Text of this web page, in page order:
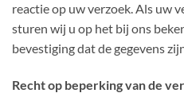
reactie op uw verzoek. Als uw
sturen wij u op het bij ons
bevestiging dat de gegevens
Recht op beperking van de